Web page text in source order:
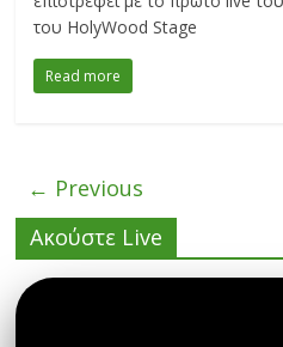
του HolyWood Stage
Read more
← Previous
Ακούστε Live